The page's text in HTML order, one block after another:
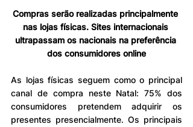
Compras serão realizadas principalmente
nas lojas físicas. Sites internacionais
ultrapassam os nacionais na preferência
dos consumidores online
As lojas físicas seguem como o principal
canal de compra neste Natal: 75% dos
consumidores pretendem adquirir os
presentes presencialmente. Os principais